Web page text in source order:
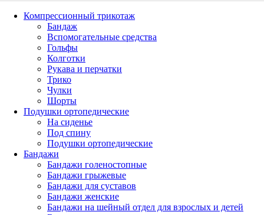
Компрессионный трикотаж
Бандаж
Вспомогательные средства
Гольфы
Колготки
Рукава и перчатки
Трико
Чулки
Шорты
Подушки ортопедические
На сиденье
Под спину
Подушки ортопедические
Бандажи
Бандажи голеностопные
Бандажи грыжевые
Бандажи для суставов
Бандажи женские
Бандажи на шейный отдел для взрослых и детей